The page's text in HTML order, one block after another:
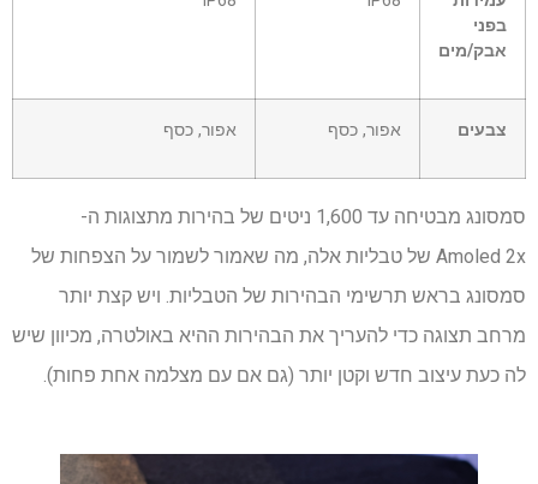
בפני
אבק/מים
צבעים אפור, כסף אפור, כסף
סמסונג מבטיחה עד 1,600 ניטים של בהירות מתצוגות ה-
Amoled 2x של טבליות אלה, מה שאמור לשמור על הצפחות ​​של
סמסונג בראש תרשימי הבהירות של הטבליות. ויש קצת יותר
מרחב תצוגה כדי להעריך את הבהירות ההיא באולטרה, מכיוון שיש
לה כעת עיצוב חדש וקטן יותר (גם אם עם מצלמה אחת פחות).